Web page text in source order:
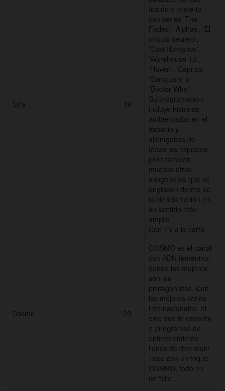
Syfy 19
ficción y misterio
con series 'The
Fades', 'Alphas', 'El
círculo secreto',
'Casi Humanos',
'Warehouse 13',
'Haven', 'Caprica',
'Sanctuary' o
'Doctor Who'
Su programación
incluye historias
ambientadas en el
espacio y
alienígenas de
todas las especies,
pero también
muchos otros
subgéneros que se
engloban dentro de
la ciencia ficción en
su sentido más
amplio
Con TV a la carta.
Cosmo 20
COSMO es el canal
con ADN femenino,
donde las mujeres
son las
protagonistas. Con
las mejores series
internacionales, el
cine que te encanta
y ¡programas de
entretenimiento
llenos de diversión!
Todo con un toque
COSMO, todo en
un “clic”.